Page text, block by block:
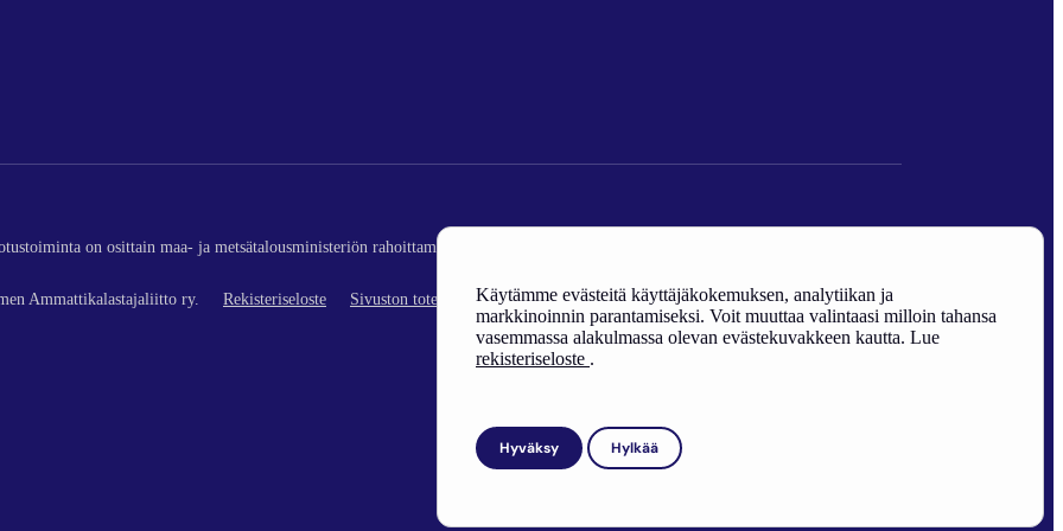
Käytämme evästeitä käyttäjäkokemuksen, analytiikan ja
markkinoinnin parantamiseksi. Voit muuttaa valintaasi milloin tahansa
vasemmassa alakulmassa olevan evästekuvakkeen kautta. Lue
rekisteriseloste .
Hyväksy Hylkää
on osittain maa- ja metsätalousministeriön rahoittamaa (kalatalouden edistäminen).
Ammattikalastajaliitto ry. Rekisteriseloste Sivuston toteutus